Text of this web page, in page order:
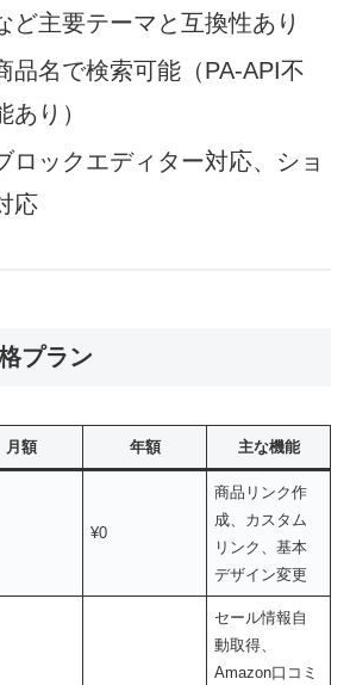
ど主要テーマと互換性あり
品名で検索可能（PA-API不
り）
ロックエディター対応、ショ
応
プラン
月額 年額 主な機能
¥0
商品リンク作
成、カスタム
リンク、基本
デザイン変更
セール情報自
動取得、
Amazon口コミ